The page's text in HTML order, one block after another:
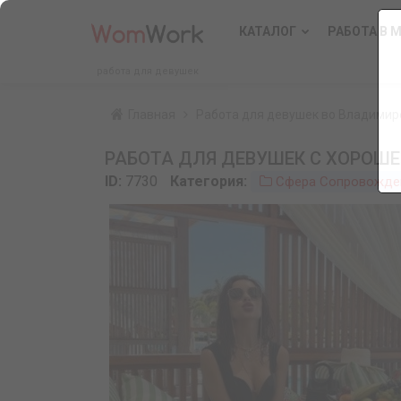
КАТАЛОГ РАБОТА В
РАБОТА ДЛЯ ДЕВУШЕК С
ID: 7730 Категория: Сфера